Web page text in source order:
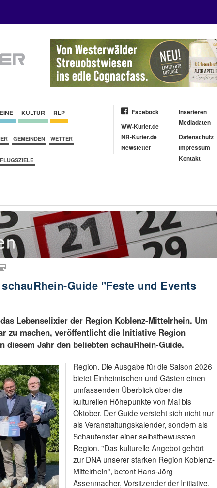
KULTUR RLP
GEMEINDEN WETTER
Facebook
WW-Kurier.de
NR-Kurier.de
Newsletter
Inserieren
Mediadaten
Datenschutz
Impressum
Kontakt
Guide "Feste und Events
Lebenselixier der Region Koblenz-Mittelrhein. Um
zu machen, veröffentlicht die Initiative Region
diesem Jahr den beliebten schauRhein-Guide.
Region. Die Ausgabe für die Saison 2026
bietet Einheimischen und Gästen einen
umfassenden Überblick über die
kulturellen Höhepunkte von Mai bis
Oktober. Der Guide versteht sich nicht nur
als Veranstaltungskalender, sondern als
Schaufenster einer selbstbewussten
Region. "Das kulturelle Angebot gehört
zur DNA unserer starken Region Koblenz-
Mittelrhein", betont Hans-Jörg
Assenmacher, Vorsitzender der Initiative.